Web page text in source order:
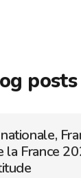
posts
la France